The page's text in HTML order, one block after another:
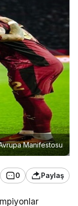
Manifestosu
0 Paylaş